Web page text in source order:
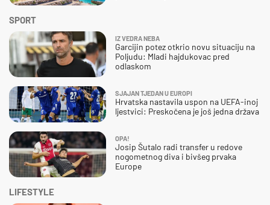
SPORT
IZ VEDRA NEBA
Garcijin potez otkrio novu situaciju na
Poljudu: Mladi hajdukovac pred
odlaskom
SJAJAN TJEDAN U EUROPI
Hrvatska nastavila uspon na UEFA-inoj
ljestvici: Preskočena je još jedna država
OPA!
Josip Šutalo radi transfer u redove
nogometnog diva i bivšeg prvaka
Europe
LIFESTYLE